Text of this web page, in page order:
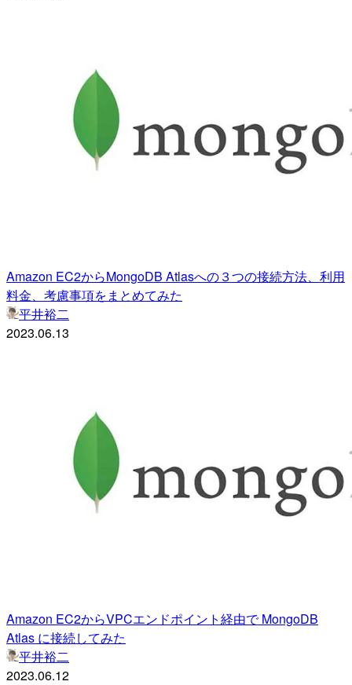
Amazon EC2からMongoDB Atlasへの３つの接続方法、利用
料金、考慮事項をまとめてみた
平井裕二
2023.06.13
Amazon EC2からVPCエンドポイント経由で MongoDB
Atlas に接続してみた
平井裕二
2023.06.12